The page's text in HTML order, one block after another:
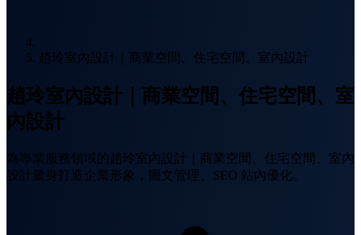
趙玲室內設計｜商業空間、住宅空間、室內設計
趙玲室內設計｜商業空間、住宅空間、室
內設計
為專業服務領域的趙玲室內設計｜商業空間、住宅空間、室內
設計量身打造企業形象，圖文管理、SEO 站內優化。